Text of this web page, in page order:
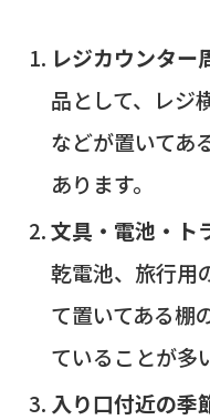
レジカウンター
品として、レジ
などが置いてあ
あります。
文具・電池・ト
乾電池、旅行用
て置いてある棚
ていることが多
入り口付近の季